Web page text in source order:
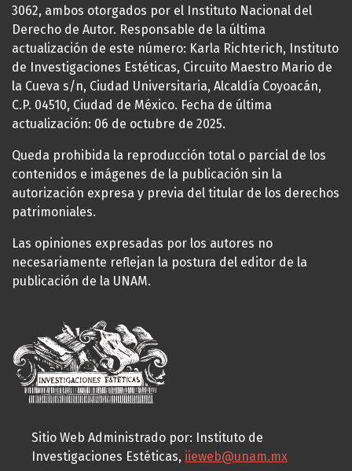
3062, ambos otorgados por el Instituto Nacional del
Derecho de Autor. Responsable de la última
actualización de este número: Karla Richterich, Instituto
de Investigaciones Estéticas, Circuito Maestro Mario de
la Cueva s/n, Ciudad Universitaria, Alcaldía Coyoacán,
C.P. 04510, Ciudad de México. Fecha de última
actualización: 06 de octubre de 2025.
Queda prohibida la reproducción total o parcial de los
contenidos e imágenes de la publicación sin la
autorización expresa y previa del titular de los derechos
patrimoniales.
Las opiniones expresadas por los autores no
necesariamente reflejan la postura del editor de la
publicación de la UNAM.
Sitio Web Administrado por: Instituto de
Investigaciones Estéticas, iieweb@unam.mx